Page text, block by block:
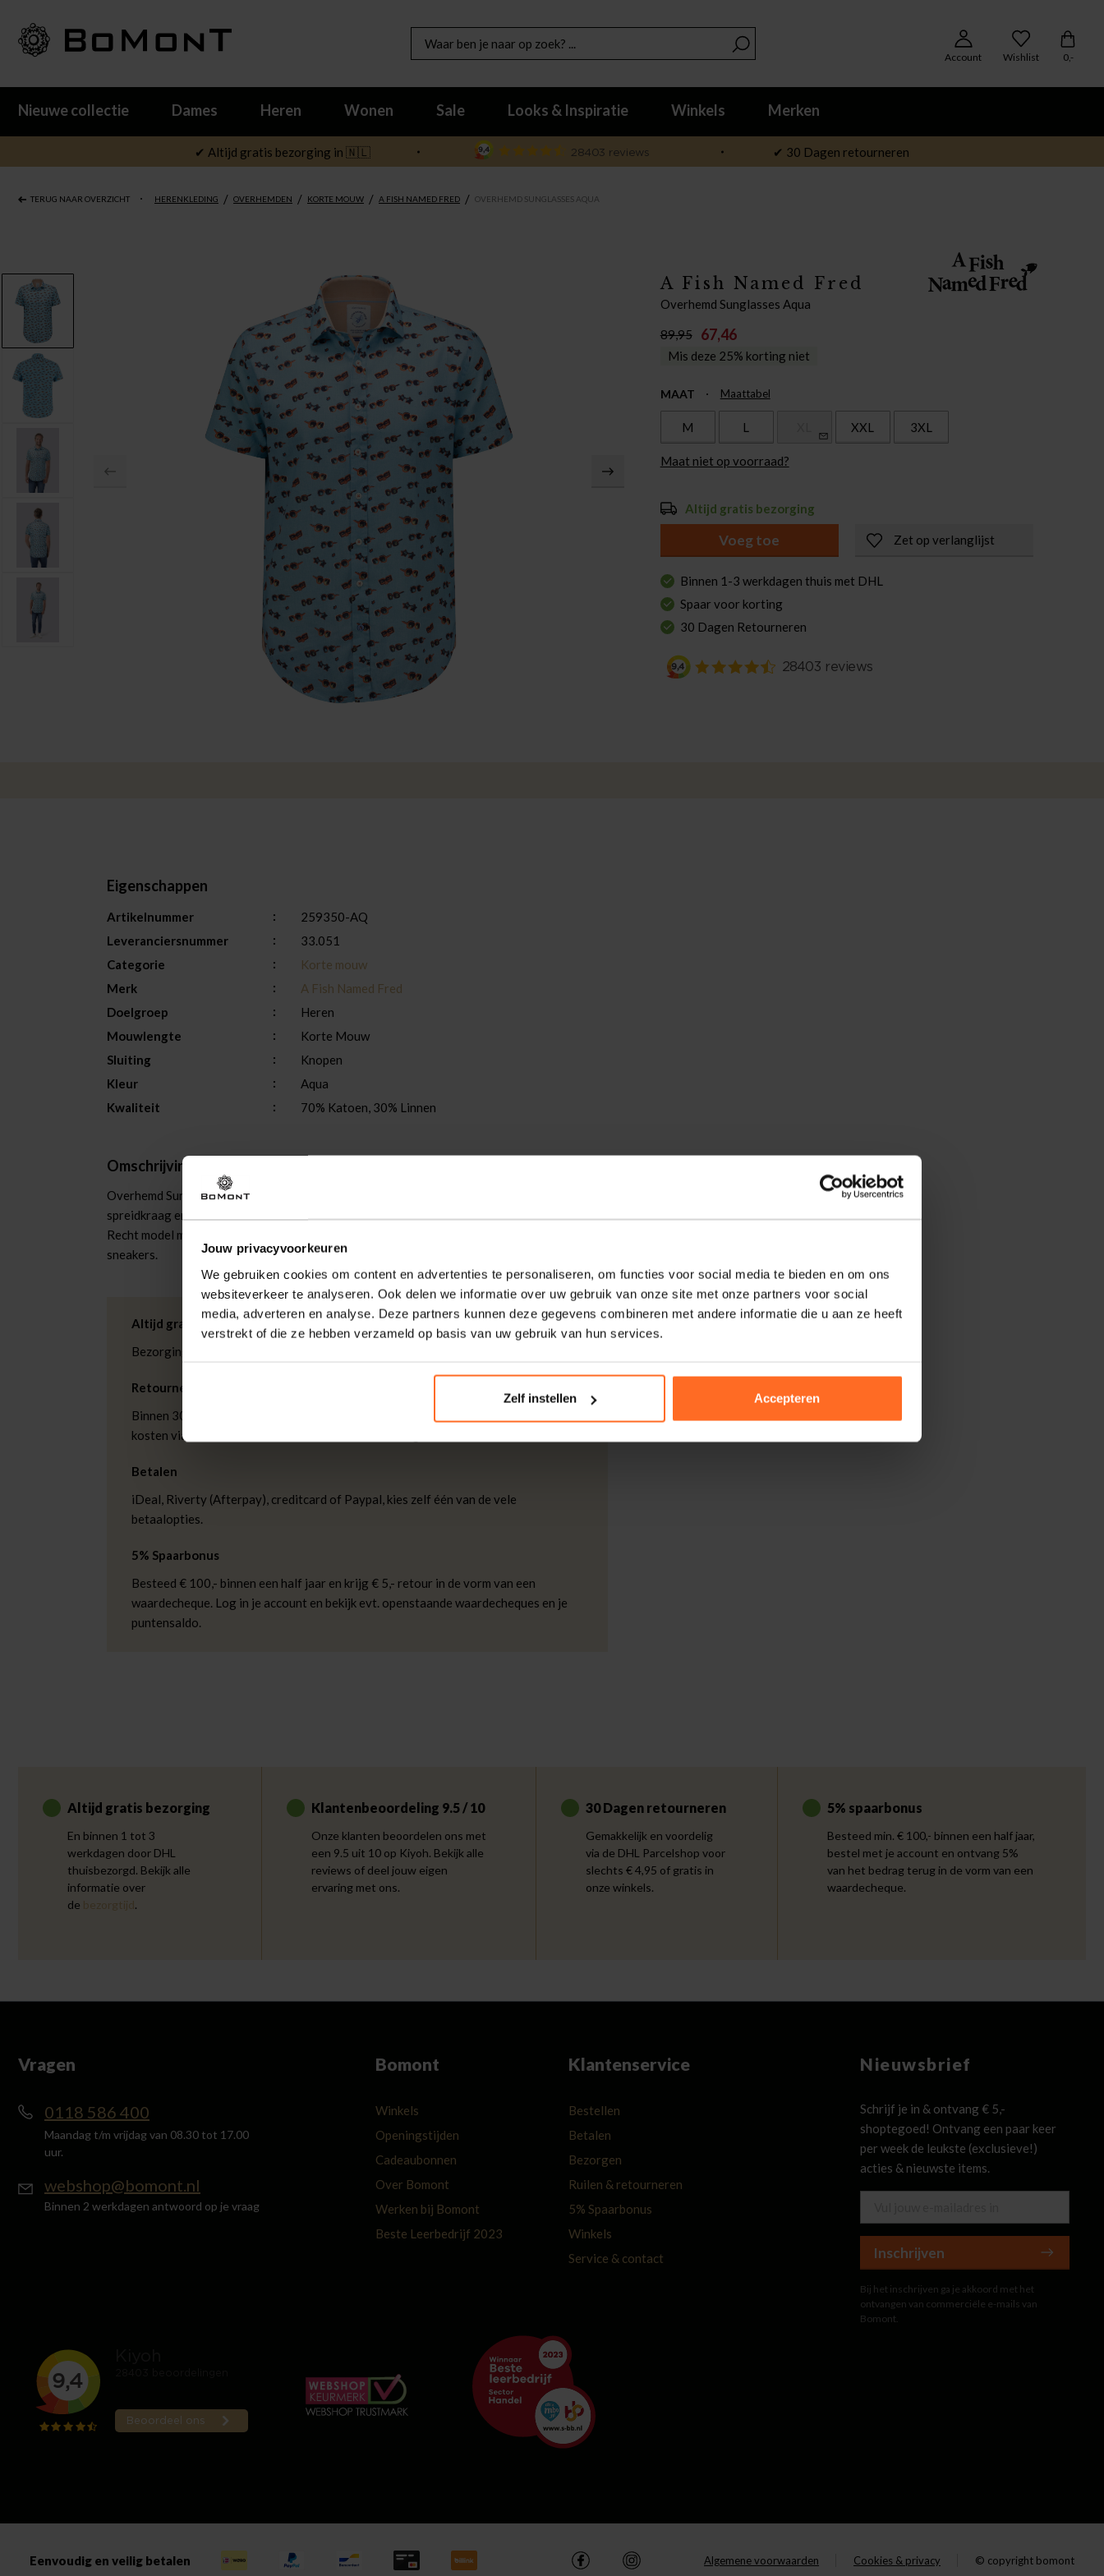
Jouw privacyvoorkeuren
We gebruiken cookies om content en advertenties te personaliseren, om functies voor social media te bieden en om ons
websiteverkeer te analyseren. Ook delen we informatie over uw gebruik van onze site met onze partners voor social
media, adverteren en analyse. Deze partners kunnen deze gegevens combineren met andere informatie die u aan ze heeft
verstrekt of die ze hebben verzameld op basis van uw gebruik van hun services.
Zelf instellen Accepteren
Account Wishlist 0,-
Nieuwe collectie Dames Heren Wonen Sale Looks & Inspiratie Winkels Merken
✔ Altijd gratis bezorging in 🇳🇱 ✔ 30 Dagen retourneren
TERUG NAAR OVERZICHT HERENKLEDING / OVERHEMDEN / KORTE MOUW / A FISH NAMED FRED / OVERHEMD SUNGLASSES AQUA
A Fish Named Fred
Overhemd Sunglasses Aqua
89,95 67,46
Mis deze 25% korting niet
MAAT Maattabel
M L XXL 3XL
Maat niet op voorraad?
Altijd gratis bezorging
Voeg toe Zet op verlanglijst
Binnen 1-3 werkdagen thuis met DHL
Spaar voor korting
30 Dagen Retourneren
Eigenschappen
Artikelnummer
259350-AQ
Leveranciersnummer
33.051
Categorie
Korte mouw
Merk
A Fish Named Fred
Doelgroep
Heren
Mouwlengte
Korte Mouw
Sluiting
Knopen
Kleur
Aqua
Kwaliteit
70% Katoen, 30% Linnen
Omschrijving
Overhemd Sunglasses van A Fish Named Fred is een casual overhemd met korte mouw,
spreidkraag en knoopsluiting. De lichtblauwe stof heeft een all-over print met zonnebrillen.
Recht model met afgeronde zoom voor een relaxte pasvorm. Combineer met een jeans en
sneakers.
Altijd gratis bezorging
Bezorging is altijd gratis, binnen 1-3 werkdagen thuisgeleverd met DHL.
Retourneren
Binnen 30 dagen eenvoudig retourneren via DHL voor slechts € 4,95 of op eigen
kosten via PostNL. In de Bomont winkels kunt u ook gratis retourneren.
Betalen
iDeal, Riverty (Afterpay), creditcard of Paypal, kies zelf één van de vele
betaalopties.
5% Spaarbonus
Besteed € 100,- binnen een half jaar en krijg € 5,- retour in de vorm van een
waardecheque. Log in je account en bekijk evt. openstaande waardecheques en je
puntensaldo.
Altijd gratis bezorging
En binnen 1 tot 3
werkdagen door DHL
thuisbezorgd. Bekijk alle
informatie over
de bezorgtijd.
Klantenbeoordeling 9.5 / 10
Onze klanten beoordelen ons met
een 9.5 uit 10 op Kiyoh. Bekijk alle
reviews of deel jouw eigen
ervaring met ons.
30 Dagen retourneren
Gemakkelijk en voordelig
via de DHL Parcelshop voor
slechts € 4,95 of gratis in
onze winkels.
5% spaarbonus
Besteed min. € 100,- binnen een half jaar,
bestel met je account en ontvang 5%
van het bedrag terug in de vorm van een
waardecheque.
Vragen
0118 586 400
Maandag t/m vrijdag van 08.30 tot 17.00
uur.
webshop@bomont.nl
Binnen 2 werkdagen antwoord op je vraag
Bomont
Winkels
Openingstijden
Cadeaubonnen
Over Bomont
Werken bij Bomont
Beste Leerbedrijf 2023
Klantenservice
Bestellen
Betalen
Bezorgen
Ruilen & retourneren
5% Spaarbonus
Winkels
Service & contact
Nieuwsbrief
Schrijf je in & ontvang € 5,-
shoptegoed! Ontvang een paar keer
per week de leukste (exclusieve!)
acties & nieuwste items.
Inschrijven
Bij het inschrijven ga je akkoord met het
ontvangen van commerciële e-mails van
Bomont.
Eenvoudig en veilig betalen Algemene voorwaarden Cookies & privacy © copyright bomont